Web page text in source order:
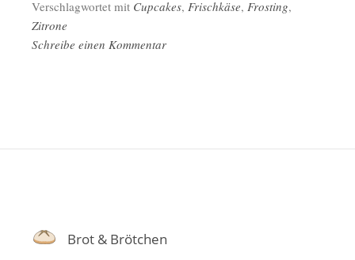
Verschlagwortet mit Cupcakes, Frischkäse, Frosting,
Zitrone
Schreibe einen Kommentar
Brot & Brötchen